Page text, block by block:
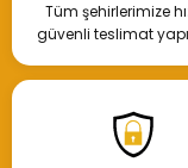
Tüm şehirlerimize
güvenli teslimat